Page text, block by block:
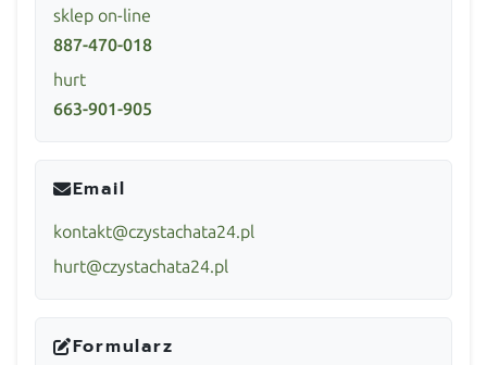
sklep on-line
887-470-018
hurt
663-901-905
Email
kontakt@czystachata24.pl
hurt@czystachata24.pl
Formularz